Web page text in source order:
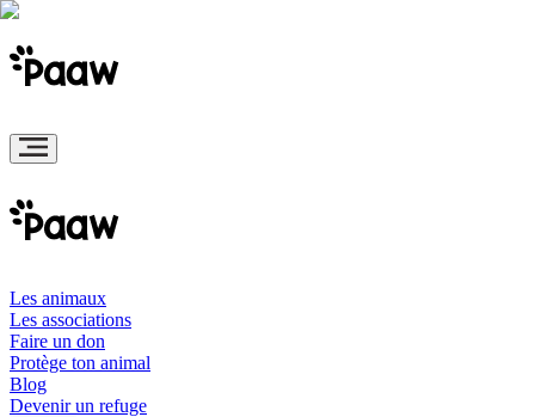
Les animaux
Les associations
Faire un don
Protège ton animal
Blog
Devenir un refuge